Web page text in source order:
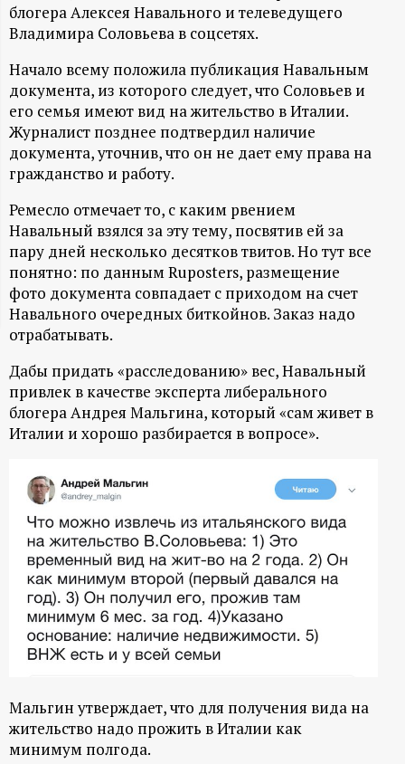
и
н
ф
о
р
м
а
ц
и
о
ы
о
р
блогера Алексея Навального и телеведущего
Владимира Соловьева в соцсетях.
Начало всему положила публикация Навальным
документа, из которого следует, что Соловьев и
его семья имеют вид на жительство в Италии.
Журналист позднее подтвердил наличие
документа, уточнив, что он не дает ему права на
гражданство и работу.
Ремесло отмечает то, с каким рвением
Навальный взялся за эту тему, посвятив ей за
пару дней несколько десятков твитов. Но тут все
понятно: по данным Ruposters, размещение
фото документа совпадает с приходом на счет
Навального очередных биткойнов. Заказ надо
отрабатывать.
Дабы придать «расследованию» вес, Навальный
привлек в качестве эксперта либерального
блогера Андрея Мальгина, который «сам живет в
Италии и хорошо разбирается в вопросе».
Мальгин утверждает, что для получения вида на
жительство надо прожить в Италии как
минимум полгода.